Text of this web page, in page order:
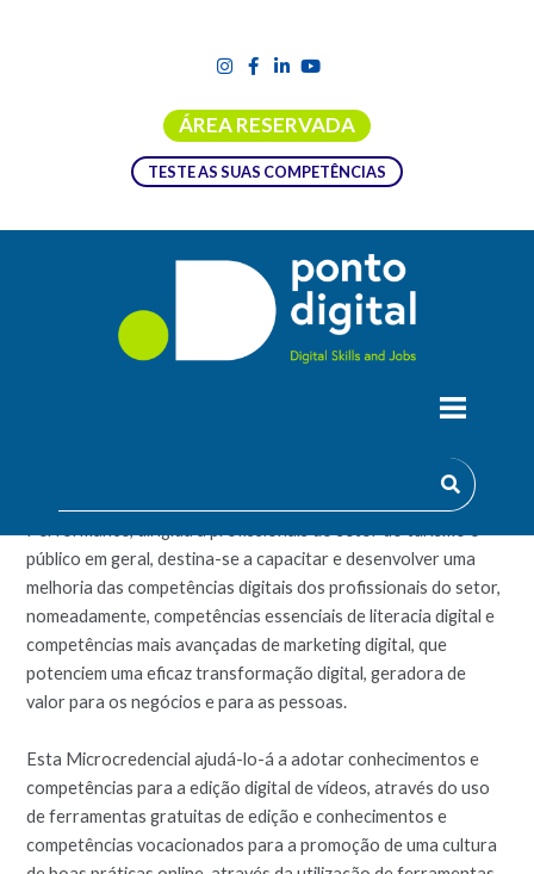
ÁREA RESERVADA
TESTE AS SUAS COMPETÊNCIAS
ESTRATÉGIA DIGITAL E MARKETING DE
A presente Microcredencial, Estratégia Digital e Marketing de
Performance, dirigida a profissionais do setor do turismo e
público em geral, destina-se a capacitar e desenvolver uma
melhoria das competências digitais dos profissionais do setor,
nomeadamente, competências essenciais de literacia digital e
competências mais avançadas de marketing digital, que
potenciem uma eficaz transformação digital, geradora de
valor para os negócios e para as pessoas.
Esta Microcredencial ajudá-lo-á a adotar conhecimentos e
competências para a edição digital de vídeos, através do uso
de ferramentas gratuitas de edição e conhecimentos e
competências vocacionados para a promoção de uma cultura